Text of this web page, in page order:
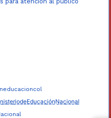
sociales